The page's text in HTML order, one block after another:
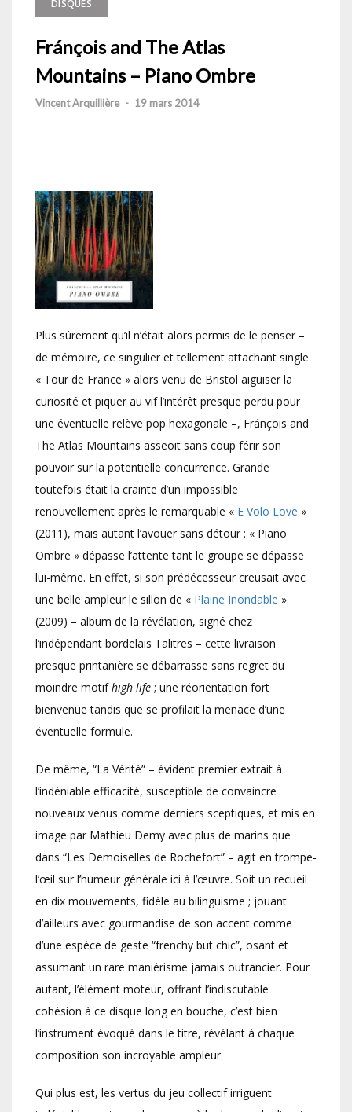
DISQUES
Fránçois and The Atlas
Mountains – Piano Ombre
Vincent Arquillière - 19 mars 2014
Plus sûrement qu’il n’était alors permis de le penser –
de mémoire, ce singulier et tellement attachant single
« Tour de France » alors venu de Bristol aiguiser la
curiosité et piquer au vif l’intérêt presque perdu pour
une éventuelle relève pop hexagonale –, Fránçois and
The Atlas Mountains asseoit sans coup férir son
pouvoir sur la potentielle concurrence. Grande
toutefois était la crainte d’un impossible
renouvellement après le remarquable « E Volo Love »
(2011), mais autant l’avouer sans détour : « Piano
Ombre » dépasse l’attente tant le groupe se dépasse
lui-même. En effet, si son prédécesseur creusait avec
une belle ampleur le sillon de « Plaine Inondable »
(2009) – album de la révélation, signé chez
l’indépendant bordelais Talitres – cette livraison
presque printanière se débarrasse sans regret du
moindre motifhigh life ; une réorientation fort
bienvenue tandis que se profilait la menace d’une
éventuelle formule.
De même, “La Vérité” – évident premier extrait à
l’indéniable efficacité, susceptible de convaincre
nouveaux venus comme derniers sceptiques, et mis en
image par Mathieu Demy avec plus de marins que
dans “Les Demoiselles de Rochefort” – agit en trompe-
l’œil sur l’humeur générale ici à l’œuvre. Soit un recueil
en dix mouvements, fidèle au bilinguisme ; jouant
d’ailleurs avec gourmandise de son accent comme
d’une espèce de geste “frenchy but chic”, osant et
assumant un rare maniérisme jamais outrancier. Pour
autant, l’élément moteur, offrant l’indiscutable
cohésion à ce disque long en bouche, c’est bien
l’instrument évoqué dans le titre, révélant à chaque
composition son incroyable ampleur.
Qui plus est, les vertus du jeu collectif irriguent